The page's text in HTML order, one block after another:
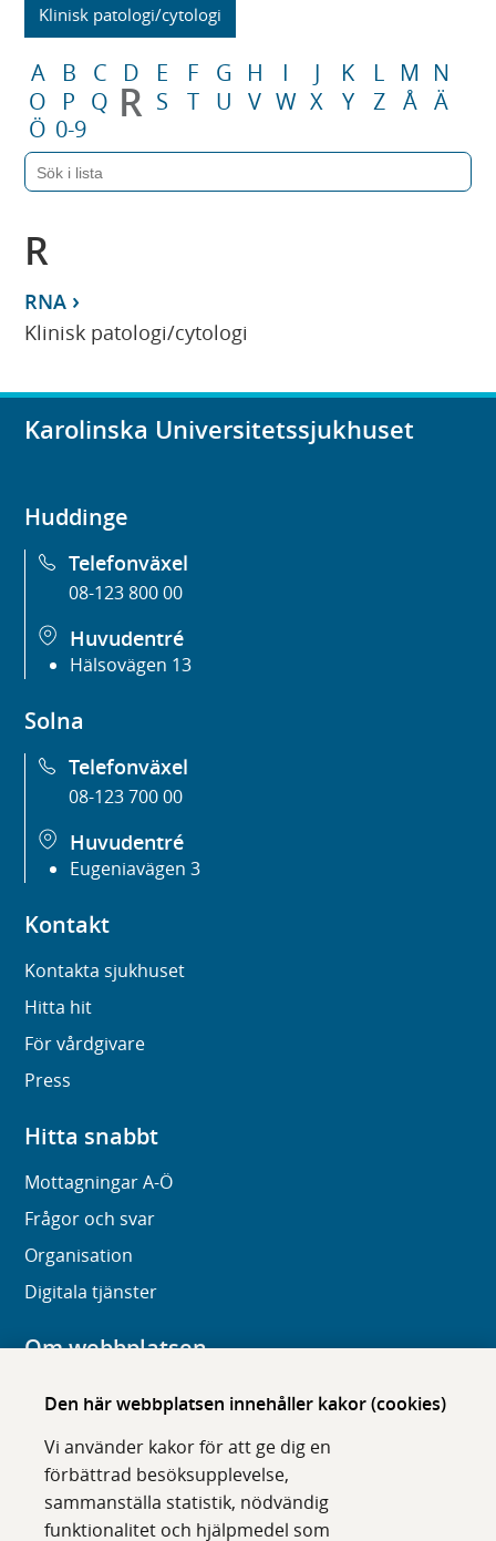
Den här webbplatsen innehåller kakor (cookies)
Vi använder kakor för att ge dig en
förbättrad besöksupplevelse,
sammanställa statistik, nödvändig
funktionalitet och hjälpmedel som
Klinisk patologi/cytologi
A B C D E F G H I J K L M N
O
P Q R S T U V W X Y Z Å Ä
Ö 0-9
R
RNA
Klinisk patologi/cytologi
Karolinska Universitetssjukhuset
Huddinge
Telefonväxel
08-123 800 00
Huvudentré
Hälsovägen 13
Solna
Telefonväxel
08-123 700 00
Huvudentré
Eugeniavägen 3
Kontakt
Kontakta sjukhuset
Hitta hit
För vårdgivare
Press
Hitta snabbt
Mottagningar A-Ö
Frågor och svar
Organisation
Digitala tjänster
Om webbplatsen
Om karolinska.se
Tillgänglighet
Om cookies